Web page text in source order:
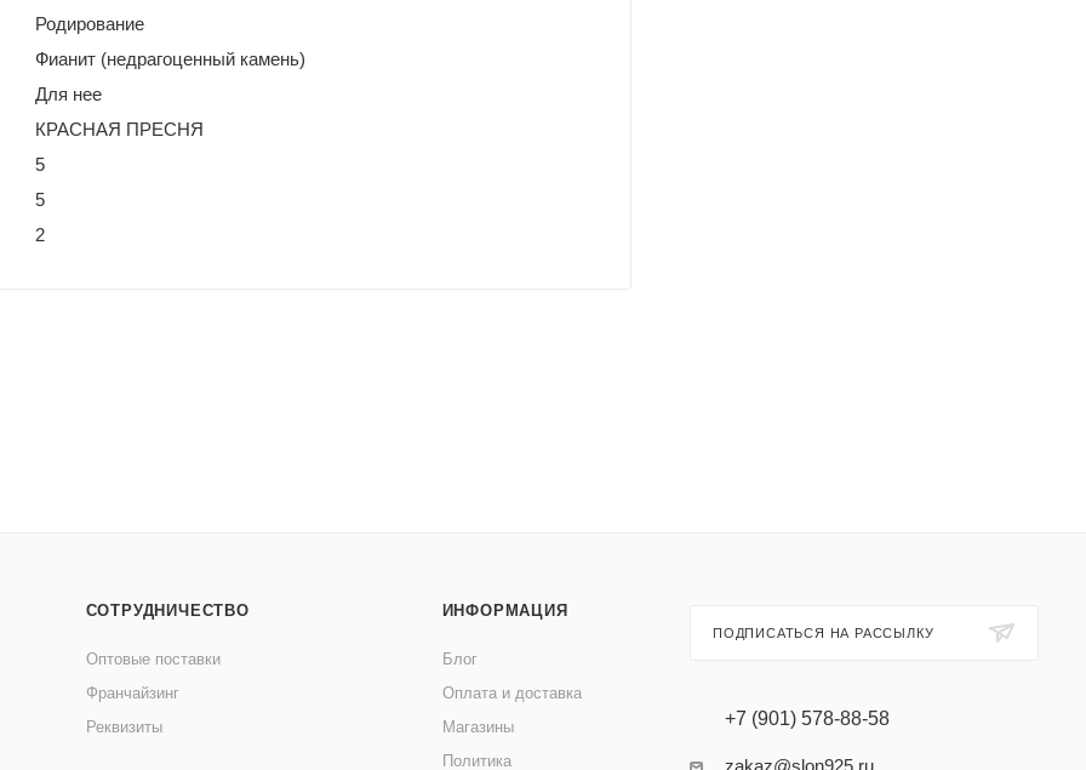
Родирование
Фианит (недрагоценный камень)
Для нее
КРАСНАЯ ПРЕСНЯ
5
5
2
СОТРУДНИЧЕСТВО
Оптовые поставки
Франчайзинг
Реквизиты
ИНФОРМАЦИЯ
Блог
Оплата и доставка
Магазины
Политика
ПОДПИСАТЬСЯ НА РАССЫЛКУ
+7 (901) 578-88-58
zakaz@slon925.ru